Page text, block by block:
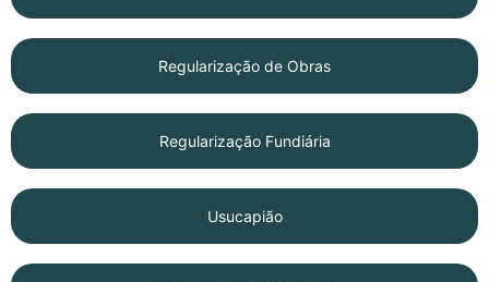
Regularização de Obras
Regularização Fundiária
Usucapião